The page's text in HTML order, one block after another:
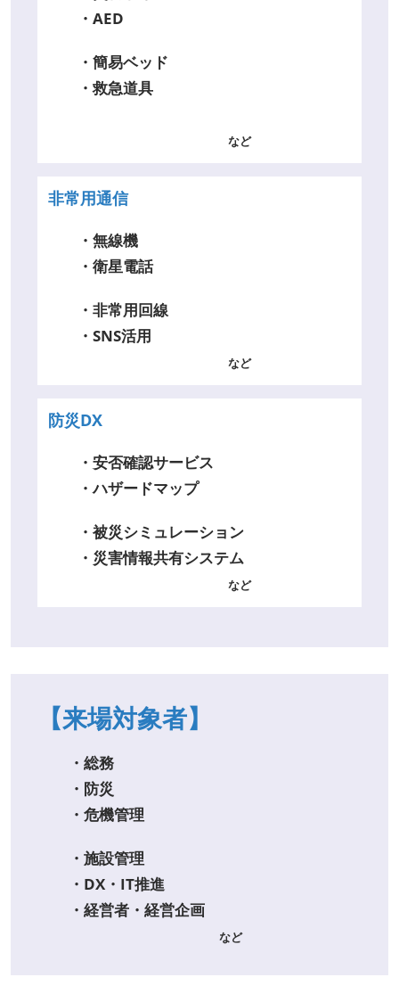
・AED
・簡易ベッド
・救急道具
など
非常用通信
・無線機
・衛星電話
・非常用回線
・SNS活用
など
防災DX
・安否確認サービス
・ハザードマップ
・被災シミュレーション
・災害情報共有システム
など
【来場対象者】
・総務
・防災
・危機管理
・施設管理
・DX・IT推進
・経営者・経営企画
など